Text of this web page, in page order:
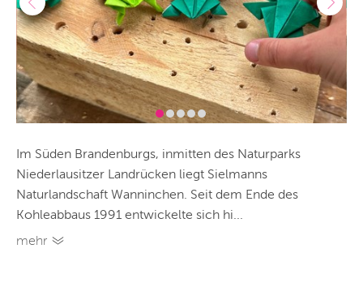
Im Süden Brandenburgs, inmitten des Naturparks
Niederlausitzer Landrücken liegt Sielmanns
Naturlandschaft Wanninchen. Seit dem Ende des
Kohleabbaus 1991 entwickelte sich hi...
mehr